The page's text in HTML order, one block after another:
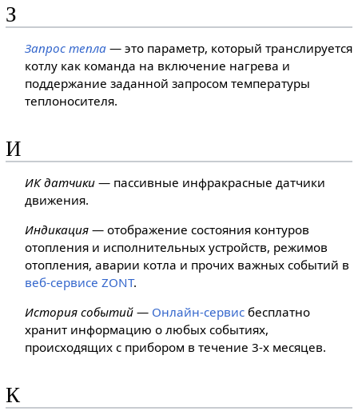
З
Запрос тепла — это параметр, который транслируется
котлу как команда на включение нагрева и
поддержание заданной запросом температуры
теплоносителя.
И
ИК датчики — пассивные инфракрасные датчики
движения.
Индикация — отображение состояния контуров
отопления и исполнительных устройств, режимов
отопления, аварии котла и прочих важных событий в
веб-сервисе ZONT.
История событий — Онлайн-сервис бесплатно
хранит информацию о любых событиях,
происходящих с прибором в течение 3-х месяцев.
К